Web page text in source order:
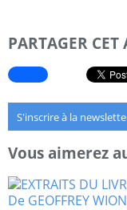
PARTAGER CET
S'inscrire à la
Vous aimerez